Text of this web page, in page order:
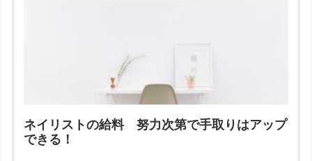
ネイリストの給料 努力次第で手取りはアップ
できる！